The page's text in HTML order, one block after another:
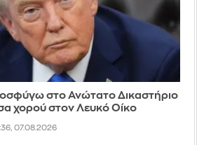
στο Ανώτατο Δικαστήριο
χορού στον Λευκό Οίκο
07.08.2026